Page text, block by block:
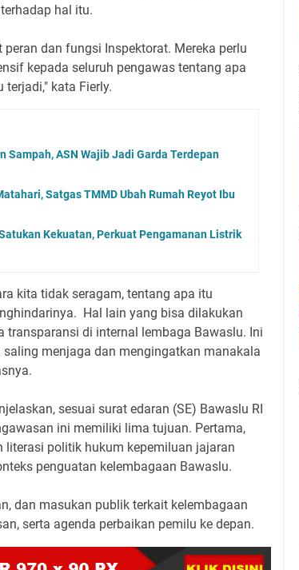
hal itu.
dan fungsi Inspektorat. Mereka perlu
kepada seluruh pengawas tentang apa
kata Fierly.
Sampah, ASN Wajib Jadi Garda Terdepan
Satgas TMMD Ubah Rumah Reyot Ibu
Kekuatan, Perkuat Pengamanan Listrik
kita tidak seragam, tentang apa itu
Hal lain yang bisa dilakukan
transparansi di internal lembaga Bawaslu. Ini
menjaga dan mengingatkan manakala
sesuai surat edaran (SE) Bawaslu RI
ini memiliki lima tujuan. Pertama,
politik hukum kepemiluan jajaran
penguatan kelembagaan Bawaslu.
dan masukan publik terkait kelembagaan
serta agenda perbaikan pemilu ke depan.